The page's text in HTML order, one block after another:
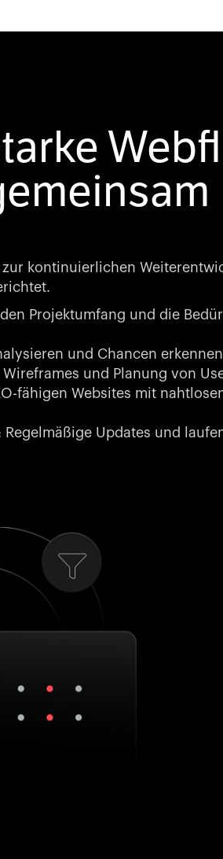
kontinuierlichen
Projektumfang und die
und Chancen erkennen
und Planung von
fähigen Websites mit
Regelmäßige Updates und